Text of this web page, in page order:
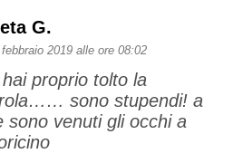
G.
2019 alle ore 08:02
proprio tolto la
sono stupendi! a
sono venuti gli occhi a